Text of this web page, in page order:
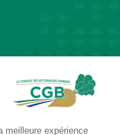
meilleure expérience